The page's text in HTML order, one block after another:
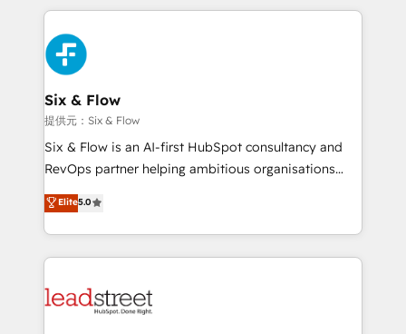
complex use cases 🏆 CRM Implementation,
Platform Enablement, Custom Integration and
Onboarding Accredited 🔐 ISO27001 & ISO9001
Certified
feels easy and pain-free. We are a top ranked
HubSpot Elite Partner, winner of Rookie of the Year
and Customer First Awards, 4.9/5 rating in HubSpot
Reviews and 4.9/5 rating in Clutch Reviews. Digifianz
helps the following industries: logistics & 3PL, home
improvement & construction, branding and
commercialization, real estate, health, education,
SaaS, Software Dev & IT and consulting, make the
the United States, EU, UAE, Mexico and Latin
America. From casual user to super fan: make
Six & Flow
提供元：Six & Flow
Six & Flow is an AI-first HubSpot consultancy and
RevOps partner helping ambitious organisations
grow with clarity, confidence, and intelligence.
Operating across the UK, Netherlands, Ireland, and
Canada, we’ve delivered thousands of successful
HubSpot projects for mid-market and enterprise
combine HubSpot, data, and AI to design connected
Elite5.0